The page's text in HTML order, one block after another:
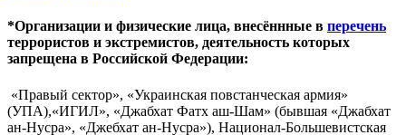
*Организации и физические лица, внесённные в перечень
террористов и экстремистов, деятельность которых
запрещена в Российской Федерации:
«Правый сектор», «Украинская повстанческая армия»
(УПА),«ИГИЛ», «Джабхат Фатх аш-Шам» (бывшая «Джабхат
ан-Нусра», «Джебхат ан-Нусра»), Национал-Большевистская